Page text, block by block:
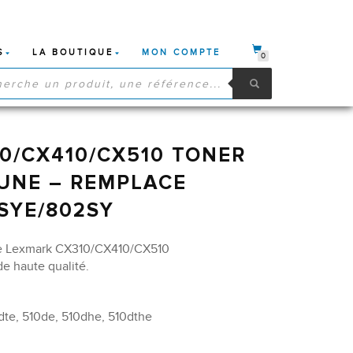
LA BOUTIQUE
MON COMPTE
0
CX410/CX510 TONER
– REMPLACE
802SY
CX310/CX410/CX510
haute qualité.
510de, 510dhe, 510dthe